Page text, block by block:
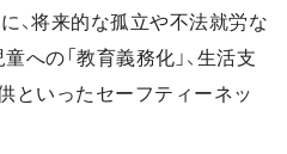
、将来的な孤立や不法就労な
への「教育義務化」、生活支
といったセーフティーネッ